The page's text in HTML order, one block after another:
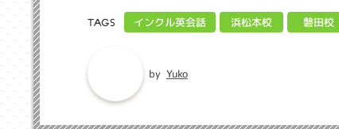
TAGS インクル英会話 浜松本校 磐田校
by Yuko